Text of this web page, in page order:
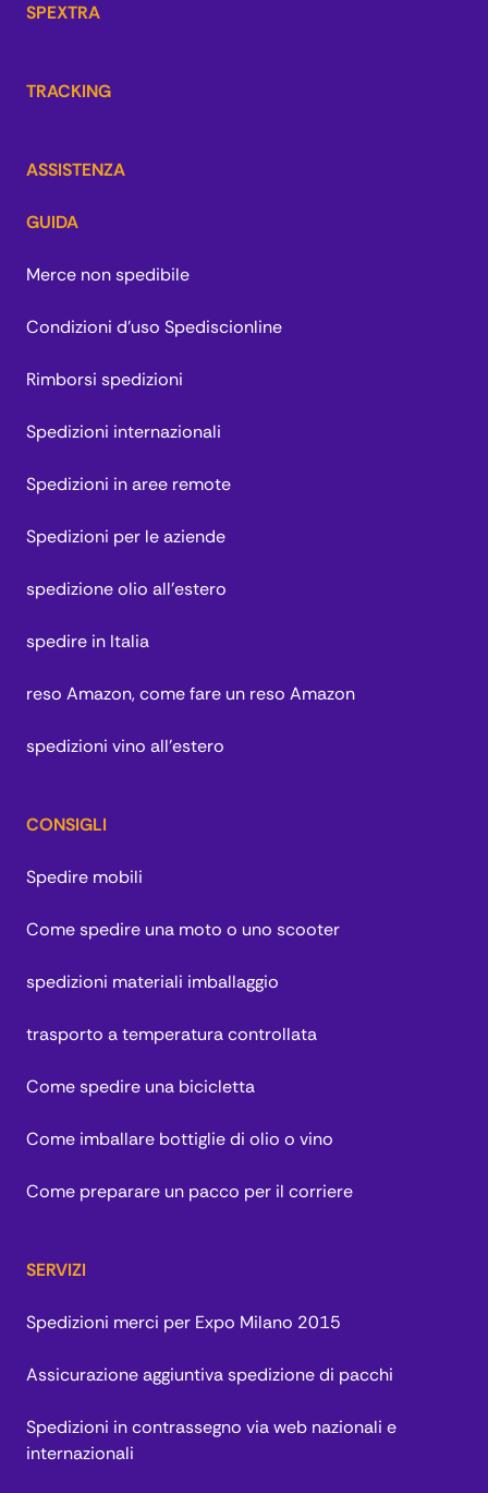
SPEXTRA
TRACKING
ASSISTENZA
GUIDA
Merce non spedibile
Condizioni d'uso Spediscionline
Rimborsi spedizioni
Spedizioni internazionali
Spedizioni in aree remote
Spedizioni per le aziende
spedizione olio all'estero
spedire in Italia
reso Amazon, come fare un reso Amazon
spedizioni vino all'estero
CONSIGLI
Spedire mobili
Come spedire una moto o uno scooter
spedizioni materiali imballaggio
trasporto a temperatura controllata
Come spedire una bicicletta
Come imballare bottiglie di olio o vino
Come preparare un pacco per il corriere
SERVIZI
Spedizioni merci per Expo Milano 2015
Assicurazione aggiuntiva spedizione di pacchi
Spedizioni in contrassegno via web nazionali e
internazionali